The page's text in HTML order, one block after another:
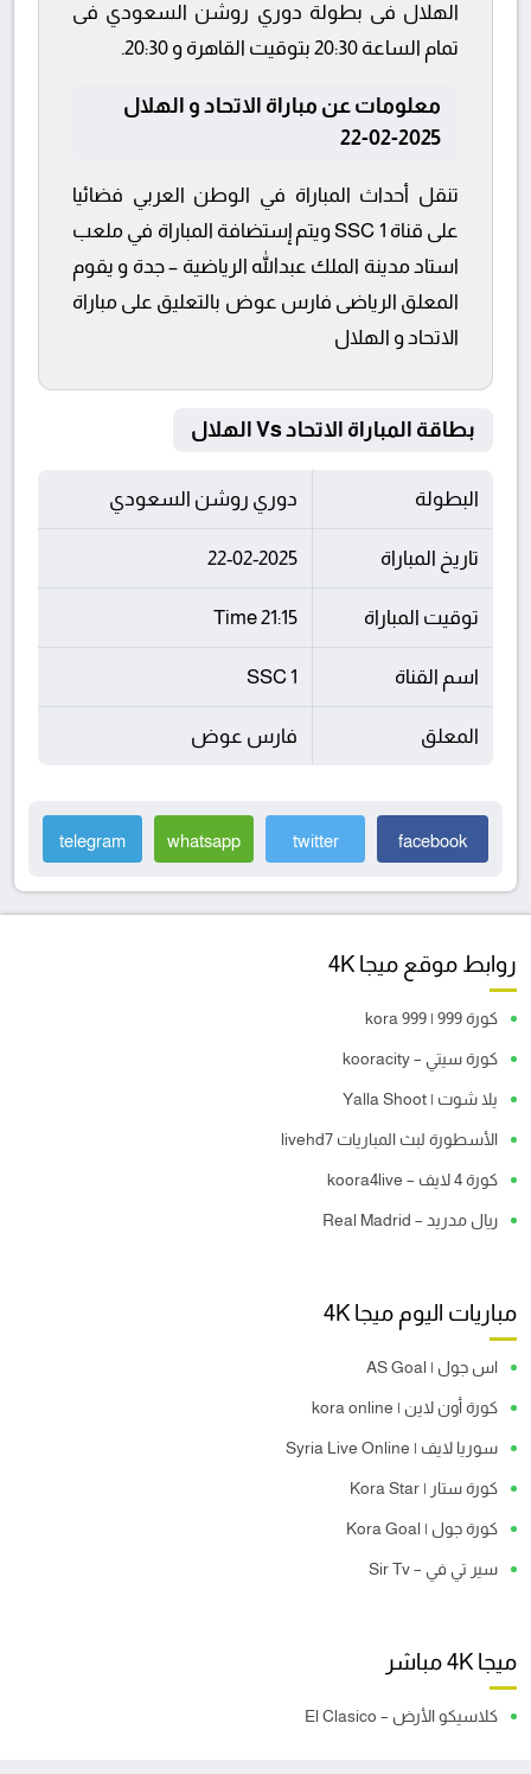
الهلال فى بطولة دوري روشن السعودي فى
تمام الساعة 20:30 بتوقيت القاهرة و 20:30.
معلومات عن مباراة الاتحاد و الهلال
2025-02-22
تنقل أحداث المباراة في الوطن العربي فضائيا
على قناة SSC 1 ويتم إستضافة المباراة في ملعب
استاد مدينة الملك عبدالله الرياضية – جدة و يقوم
المعلق الرياضى فارس عوض بالتعليق على مباراة
الاتحاد و الهلال
بطاقة المباراة الاتحاد Vs الهلال
البطولة دوري روشن السعودي
تاريخ المباراة 22-02-2025
توقيت المباراة 21:15 Time
اسم القناة SSC 1
المعلق فارس عوض
facebook
twitter
whatsapp
telegram
روابط موقع ميجا 4K
كورة 999 | kora 999
كورة سيتي – kooracity
يلا شوت | Yalla Shoot
الأسطورة لبث المباريات livehd7
كورة 4 لايف – koora4live
ريال مدريد – Real Madrid
مباريات اليوم ميجا 4K
اس جول | AS Goal
كورة أون لاين | kora online
سوريا لايف | Syria Live Online
كورة ستار | Kora Star
كورة جول | Kora Goal
سير تي في – Sir Tv
ميجا 4K مباشر
كلاسيكو الأرض – El Clasico